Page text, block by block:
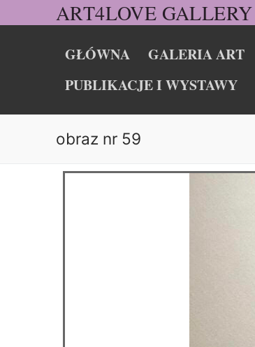
ART4LOVE GALLERY
GŁÓWNA GALERIA ART
PUBLIKACJE I WYSTAWY
obraz nr 59